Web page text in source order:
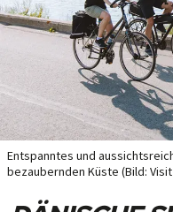
Entspanntes und
bezaubernden Küste (Bild: